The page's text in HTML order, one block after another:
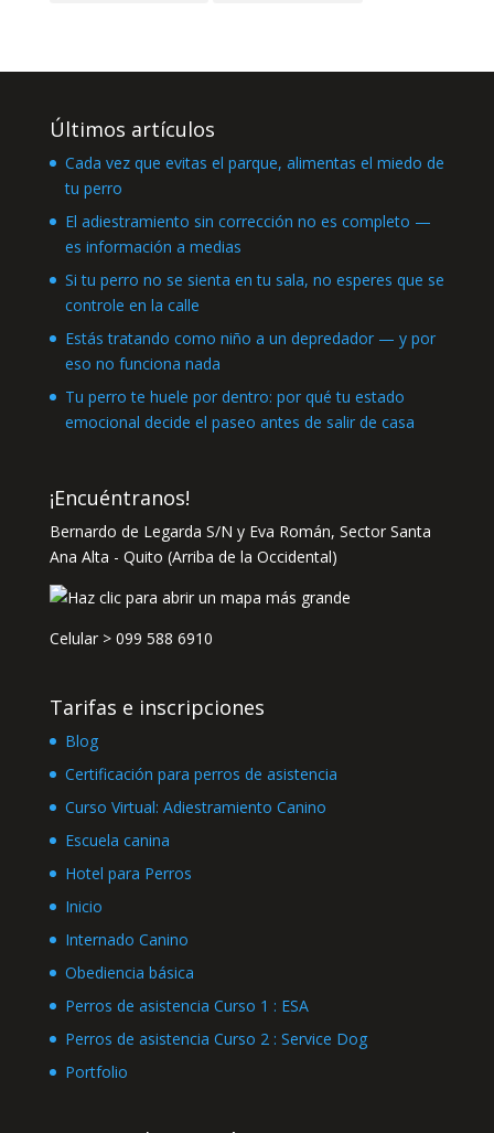
Últimos artículos
Cada vez que evitas el parque, alimentas el miedo de
tu perro
El adiestramiento sin corrección no es completo —
es información a medias
Si tu perro no se sienta en tu sala, no esperes que se
controle en la calle
Estás tratando como niño a un depredador — y por
eso no funciona nada
Tu perro te huele por dentro: por qué tu estado
emocional decide el paseo antes de salir de casa
¡Encuéntranos!
Bernardo de Legarda S/N y Eva Román, Sector Santa
Ana Alta - Quito (Arriba de la Occidental)
Celular > 099 588 6910
Tarifas e inscripciones
Blog
Certificación para perros de asistencia
Curso Virtual: Adiestramiento Canino
Escuela canina
Hotel para Perros
Inicio
Internado Canino
Obediencia básica
Perros de asistencia Curso 1 : ESA
Perros de asistencia Curso 2 : Service Dog
Portfolio